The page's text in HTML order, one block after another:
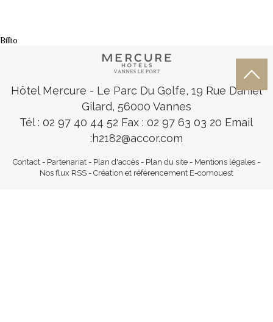
Billio
Hôtel Mercure - Le Parc Du Golfe, 19 Rue Daniel
Gilard, 56000 Vannes
Tél : 02 97 40 44 52 Fax : 02 97 63 03 20 Email
:h2182@accor.com
Contact- Partenariat- Plan d'accès- Plan du site- Mentions légales-
Nos flux RSS- Création et référencement E-comouest